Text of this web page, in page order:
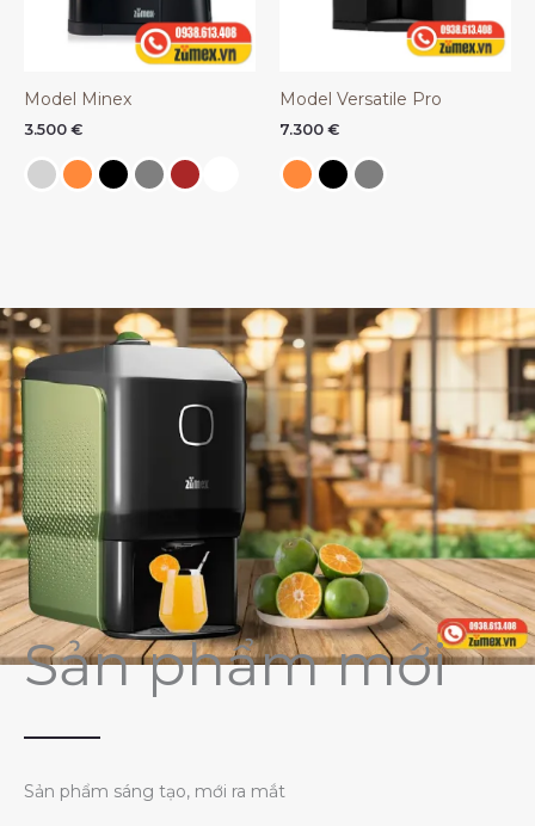
Model Minex
3.500 €
Model Versatile Pro
7.300 €
Sản phẩm mới
Sản phẩm sáng tạo, mới ra mắt